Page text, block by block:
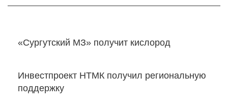
«Сургутский МЗ» получит кислород
Инвестпроект НТМК получил региональную
поддержку